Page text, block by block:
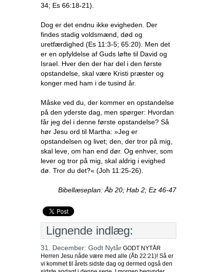
34; Es 66:18-21).
Dog er det endnu ikke evigheden. Der
findes stadig voldsmænd, død og
uretfærdighed (Es 11:3-5; 65:20). Men det
er en opfyldelse af Guds løfte til David og
Israel. Hver den der har del i den første
opstandelse, skal være Kristi præster og
konger med ham i de tusind år.
Måske ved du, der kommer en opstandelse
på den yderste dag, men spørger: Hvordan
får jeg del i denne første opstandelse? Så
hør Jesu ord til Martha: »Jeg er
opstandelsen og livet; den, der tror på mig,
skal leve, om han end dør. Og enhver, som
lever og tror på mig, skal aldrig i evighed
dø. Tror du det?« (Joh 11:25-26).
Bibellæseplan: Åb 20; Hab 2; Ez 46-47
Lignende indlæg:
31. December: Godt Nytår GODT NYTÅR
Herren Jesu nåde være med alle (Åb 22:21)! Så er
vi kommet til årets sidste dag og dermed også den